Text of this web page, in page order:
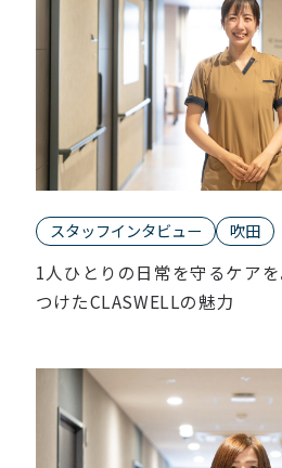
スタッフインタビュー 吹田
1人ひとりの日常を守るケア
つけたCLASWELLの魅力